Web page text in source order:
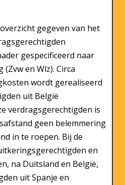
gegeven van het
gespecificeerd naar
en Wlz). Circa
wordt gerealiseerd
uit België
verdragsgerechtigden is
geen belemmering
in te roepen. Bij de
en
na Duitsland en België,
uit Spanje en